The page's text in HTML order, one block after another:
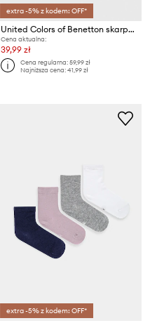
extra -5% z kodem: OFF*
United Colors of Benetton skarpetki dziecięce 4-pack
Cena aktualna:
39,99 zł
Cena regularna:59,99 zł
Najniższa cena:41,99 zł
extra -5% z kodem: OFF*